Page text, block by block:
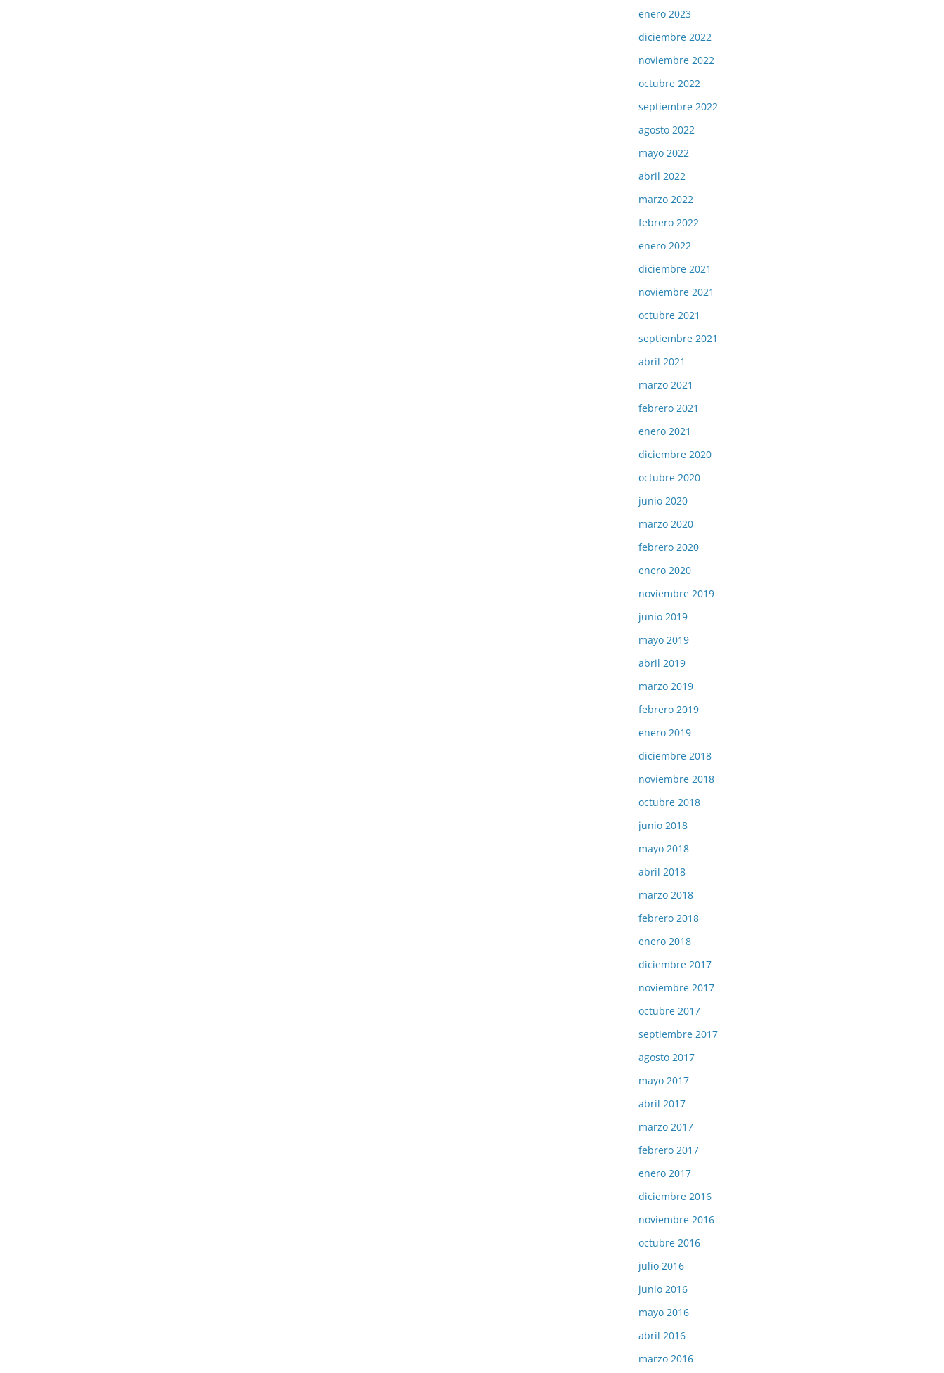
enero 2023
diciembre 2022
noviembre 2022
octubre 2022
septiembre 2022
agosto 2022
mayo 2022
abril 2022
marzo 2022
febrero 2022
enero 2022
diciembre 2021
noviembre 2021
octubre 2021
septiembre 2021
abril 2021
marzo 2021
febrero 2021
enero 2021
diciembre 2020
octubre 2020
junio 2020
marzo 2020
febrero 2020
enero 2020
noviembre 2019
junio 2019
mayo 2019
abril 2019
marzo 2019
febrero 2019
enero 2019
diciembre 2018
noviembre 2018
octubre 2018
junio 2018
mayo 2018
abril 2018
marzo 2018
febrero 2018
enero 2018
diciembre 2017
noviembre 2017
octubre 2017
septiembre 2017
agosto 2017
mayo 2017
abril 2017
marzo 2017
febrero 2017
enero 2017
diciembre 2016
noviembre 2016
octubre 2016
julio 2016
junio 2016
mayo 2016
abril 2016
marzo 2016